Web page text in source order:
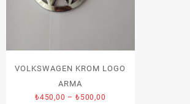
sayfasından
VOLKSWAGEN KROM LOGO
ARMA
₺450,00 –₺500,00